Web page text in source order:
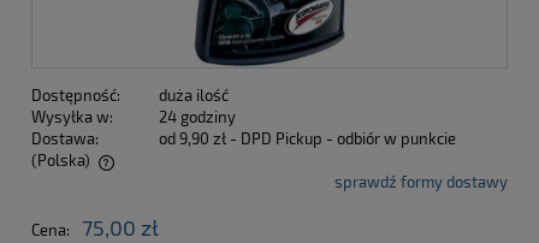
Dostępność:
duża ilość
Wysyłka w:
24 godziny
Dostawa:
od 9,90 zł - DPD Pickup - odbiór w punkcie
(Polska)
Cena nie zawiera ewentualnych kosztów płatnościsprawdź formy dostawy
Cena: 75,00 zł